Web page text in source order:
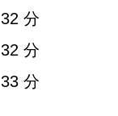
32 分
32 分
33 分